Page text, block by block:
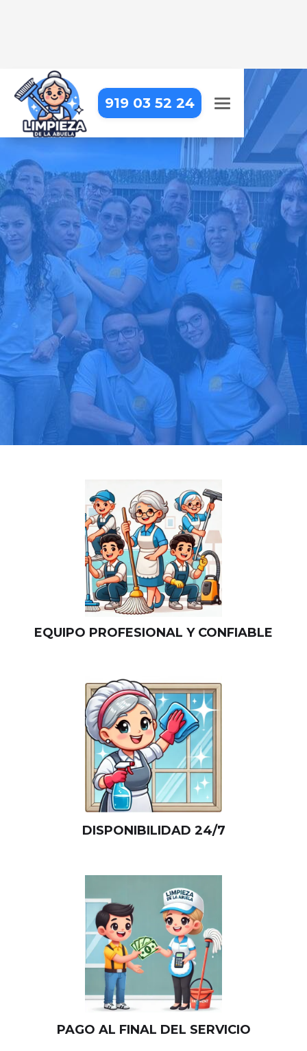
919 03 52 24
LIMPIEZA DE OBRA EN
MADRID – MONCLOA-ARAVACA
– EL PLANTÍO
Dejamos tu obra impecable, con
una limpieza detallada que resalta
cada acabado
Pide tu presupuesto gratis
Llama hoy: 919 03 52 24
Más de 1000 clientes confían en nosotros
⭐⭐⭐⭐⭐
EQUIPO PROFESIONAL Y CONFIABLE
DISPONIBILIDAD 24/7
PAGO AL FINAL DEL SERVICIO